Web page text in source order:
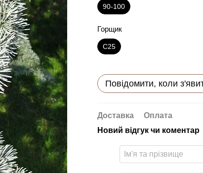
90-100
Горщик
С25
Повідомити, коли
Доставка
Оплата
Новий відгук чи коментар